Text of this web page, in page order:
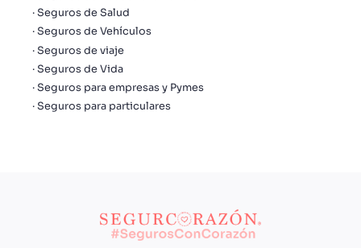
Seguros de Salud
Seguros de Vehículos
Seguros de viaje
Seguros de Vida
Seguros para empresas y Pymes
Seguros para particulares